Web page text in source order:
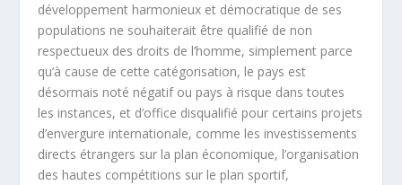
développement harmonieux et démocratique de ses
populations ne souhaiterait être qualifié de non
respectueux des droits de l’homme, simplement parce
qu’à cause de cette catégorisation, le pays est
désormais noté négatif ou pays à risque dans toutes
les instances, et d’office disqualifié pour certains projets
d’envergure internationale, comme les investissements
directs étrangers sur la plan économique, l’organisation
des hautes compétitions sur le plan sportif,